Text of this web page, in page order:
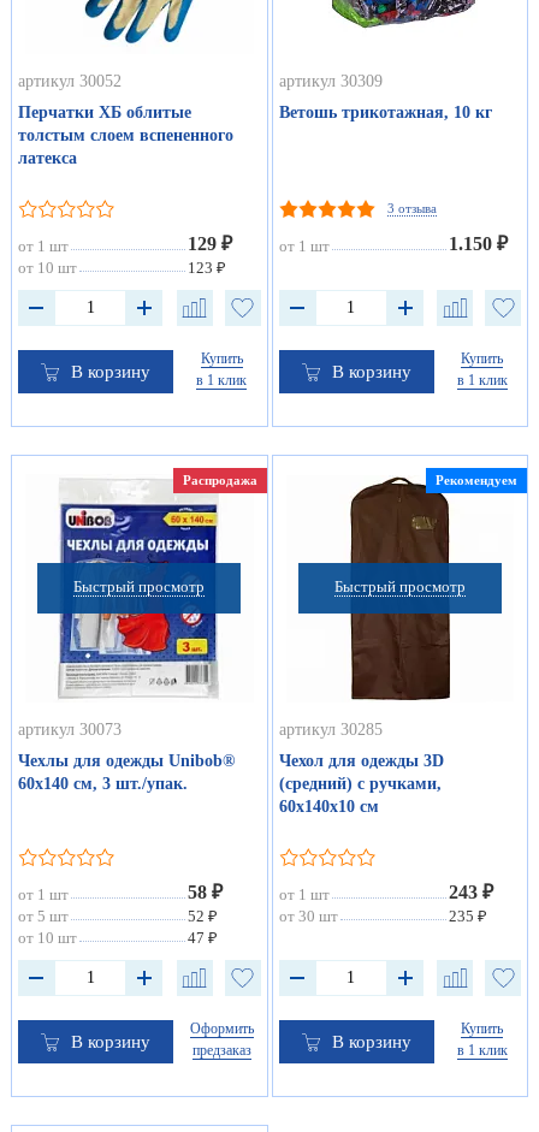
артикул 30052
Перчатки ХБ облитые
толстым слоем вспененного
латекса
от 1 шт 129 ₽
от 10 шт 123 ₽
В корзину
Купить
в 1 клик
артикул 30309
Ветошь трикотажная, 10 кг
3 отзыва
от 1 шт 1.150 ₽
В корзину
Купить
в 1 клик
Быстрый просмотр
Распродажа
артикул 30073
Чехлы для одежды Unibob®
60х140 см, 3 шт./упак.
от 1 шт 58 ₽
от 5 шт
52 ₽
от 10 шт
47 ₽
В корзину
Оформить
предзаказ
Быстрый просмотр
Рекомендуем
артикул 30285
Чехол для одежды 3D
(средний) с ручками,
60х140х10 см
от 1 шт 243 ₽
от 30 шт 235 ₽
В корзину
Купить
в 1 клик